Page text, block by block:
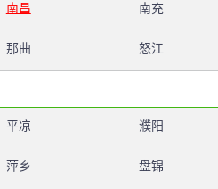
南昌 南充
那曲 怒江
平凉 濮阳
萍乡 盘锦